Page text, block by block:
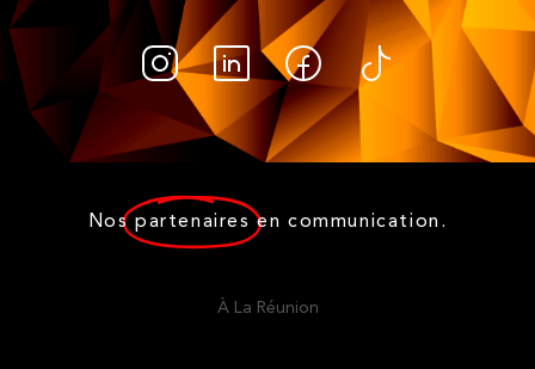
Nos partenaires en communication.
À La Réunion